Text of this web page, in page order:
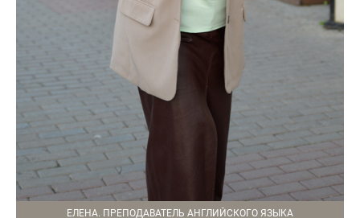
ЕЛЕНА. ПРЕПОДАВАТЕЛЬ АНГЛИЙСКОГО ЯЗЫКА